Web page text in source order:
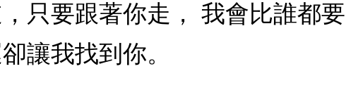
只要跟著你走， 我會比誰都
讓我找到你。